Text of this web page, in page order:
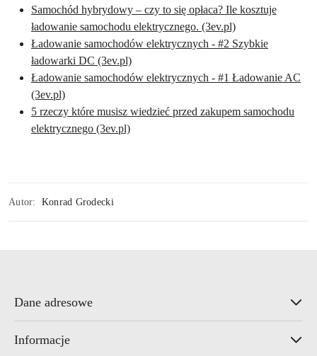
Samochód hybrydowy – czy to się opłaca? Ile kosztuje
ładowanie samochodu elektrycznego. (3ev.pl)
Ładowanie samochodów elektrycznych - #2 Szybkie
ładowarki DC (3ev.pl)
Ładowanie samochodów elektrycznych - #1 Ładowanie AC
(3ev.pl)
5 rzeczy które musisz wiedzieć przed zakupem samochodu
elektrycznego (3ev.pl)
Autor: Konrad Grodecki
Dane adresowe
Informacje